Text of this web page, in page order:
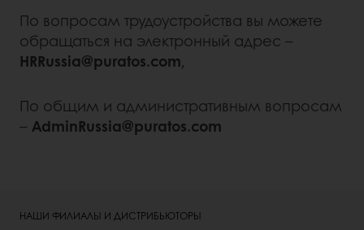
По вопросам трудоустройства вы можете
обращаться на электронный адрес –
HRRussia@puratos.com,
По общим и административным вопросам
– AdminRussia@puratos.com
НАШИ ФИЛИАЛЫ И ДИСТРИБЬЮТОРЫ